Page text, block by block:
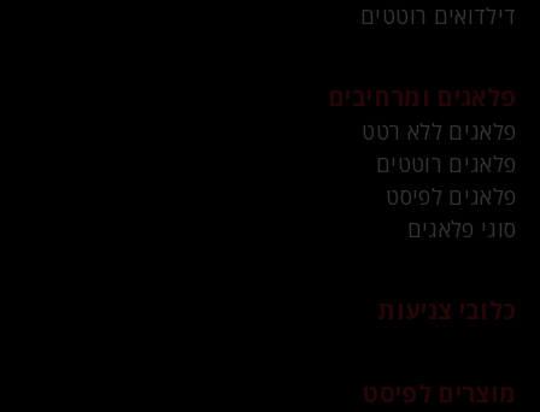
דילדואים רוטטים
פלאגים ומרחיבים
פלאגים ללא רטט
פלאגים רוטטים
פלאגים לפיסט
סוגי פלאגים
כלובי צניעות
מוצרים לפיסט